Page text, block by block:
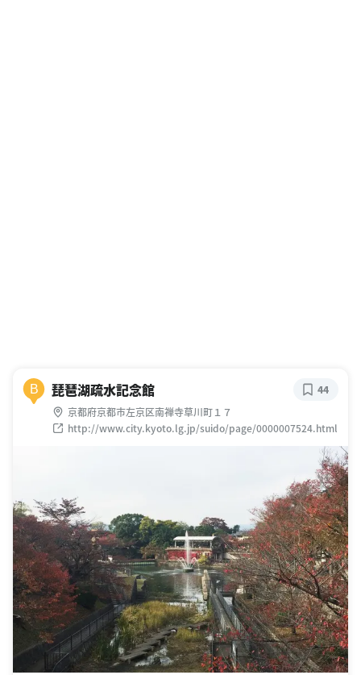
B 琵琶湖疏水記念館
京都府京都市左京区南禅寺草川町１７
http://www.city.kyoto.lg.jp/suido/page/0000007524.html
44